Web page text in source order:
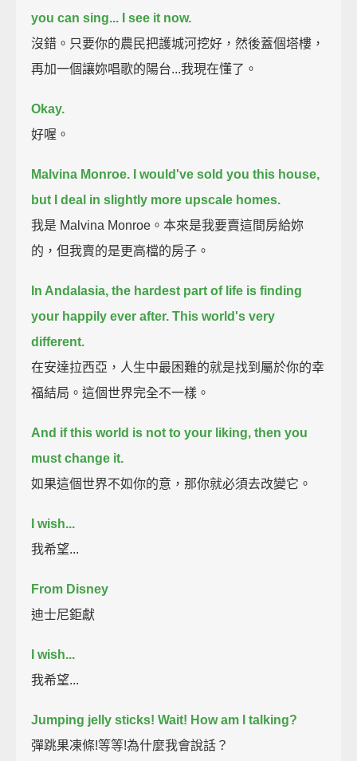
you can sing...
I see it now.
沒錯。只要你的農民把護城河挖好，然後蓋個塔樓，
再加一個讓妳唱歌的陽台...我現在懂了。
Okay.
好喔。
Malvina Monroe.
I would've sold you this house,
but I deal in slightly more upscale homes.
我是 Malvina Monroe。本來是我要賣這間房給妳
的，但我賣的是更高檔的房子。
In Andalasia, the hardest part of life is finding
your happily ever after. This world's very
different.
在安達拉西亞，人生中最困難的就是找到屬於你的幸
福結局。這個世界完全不一樣。
And if this world is not to your liking, then you
must change it.
如果這個世界不如你的意，那你就必須去改變它。
I wish...
我希望...
From Disney
迪士尼鉅獻
I wish...
我希望...
Jumping jelly sticks! Wait! How am I talking?
彈跳果凍條!等等!為什麼我會說話？